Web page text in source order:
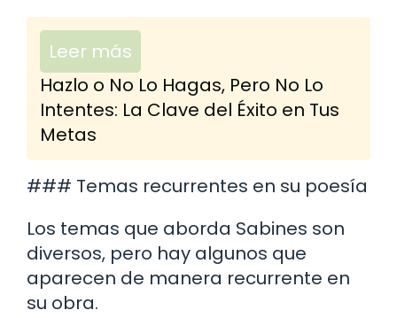
Leer más
Hazlo o No Lo Hagas, Pero No Lo
Intentes: La Clave del Éxito en Tus
Metas
### Temas recurrentes en su poesía
Los temas que aborda Sabines son
diversos, pero hay algunos que
aparecen de manera recurrente en
su obra.